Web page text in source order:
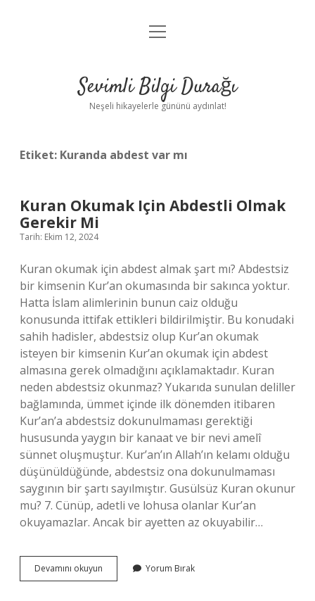
Anasayfa
Yasal Uyarı
menüyü
Sevimli Bilgi Durağı
Neşeli hikayelerle gününü aydınlat!
Etiket: Kuranda abdest var mı
Kuran Okumak Için Abdestli Olmak
Gerekir Mi
Tarih: Ekim 12, 2024
Kuran okumak için abdest almak şart mı? Abdestsiz
bir kimsenin Kur’an okumasında bir sakınca yoktur.
Hatta İslam alimlerinin bunun caiz olduğu
konusunda ittifak ettikleri bildirilmiştir. Bu konudaki
sahih hadisler, abdestsiz olup Kur’an okumak
isteyen bir kimsenin Kur’an okumak için abdest
almasına gerek olmadığını açıklamaktadır. Kuran
neden abdestsiz okunmaz? Yukarıda sunulan deliller
bağlamında, ümmet içinde ilk dönemden itibaren
Kur’an’a abdestsiz dokunulmaması gerektiği
hususunda yaygın bir kanaat ve bir nevi amelî
sünnet oluşmuştur. Kur’an’ın Allah’ın kelamı olduğu
düşünüldüğünde, abdestsiz ona dokunulmaması
saygının bir şartı sayılmıştır. Gusülsüz Kuran okunur
mu? 7. Cünüp, adetli ve lohusa olanlar Kur’an
okuyamazlar. Ancak bir ayetten az okuyabilir…
Devamını okuyun
Okumak
Yorum Bırak